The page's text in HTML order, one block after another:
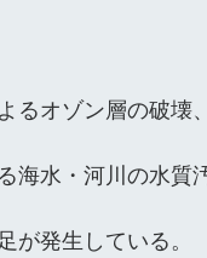
るオゾン層の破壊、
水・河川の水質
が発生している。